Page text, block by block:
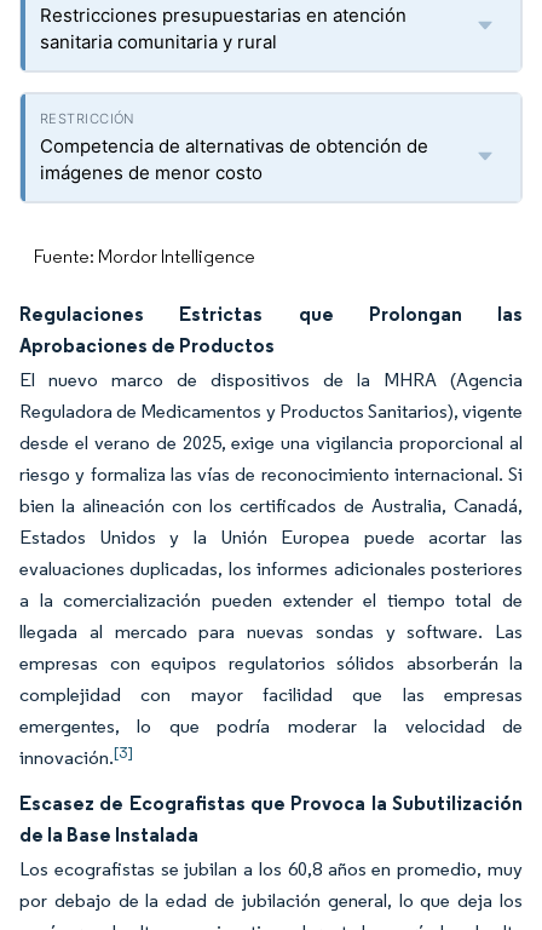
Restricciones presupuestarias en atención
sanitaria comunitaria y rural
Competencia de alternativas de obtención de
imágenes de menor costo
Fuente: Mordor Intelligence
Regulaciones Estrictas que Prolongan las
Aprobaciones de Productos
El nuevo marco de dispositivos de la MHRA (Agencia
Reguladora de Medicamentos y Productos Sanitarios), vigente
desde el verano de 2025, exige una vigilancia proporcional al
riesgo y formaliza las vías de reconocimiento internacional. Si
bien la alineación con los certificados de Australia, Canadá,
Estados Unidos y la Unión Europea puede acortar las
evaluaciones duplicadas, los informes adicionales posteriores
a la comercialización pueden extender el tiempo total de
llegada al mercado para nuevas sondas y software. Las
empresas con equipos regulatorios sólidos absorberán la
complejidad con mayor facilidad que las empresas
emergentes, lo que podría moderar la velocidad de
innovación.[3]
Escasez de Ecografistas que Provoca la Subutilización
de la Base Instalada
Los ecografistas se jubilan a los 60,8 años en promedio, muy
por debajo de la edad de jubilación general, lo que deja los